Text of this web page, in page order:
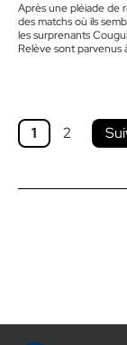
provincial
Après une pléiade de
des matchs où ils
les surprenants
Relève sont parvenus
1 2